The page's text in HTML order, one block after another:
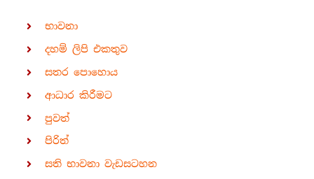
භාවනා
දහම් ලිපි එකතුව
සතර පොහොය
ආධාර කිරීමට
පුවත්
පිරිත්
සති භාවනා වැඩසටහන